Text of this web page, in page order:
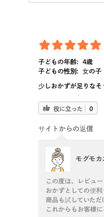
子どもの年齢:
4歳
子どもの性別:
女の子
少しおかずが足りな
役に立った 0
サイトからの返信
モグモ
この度は、レビュ
おかずとしての便
商品も試していただ
これからもお客様